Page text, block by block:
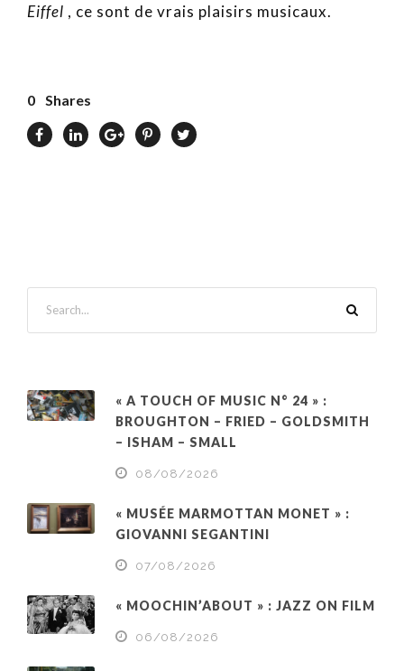
Eiffel , ce sont de vrais plaisirs musicaux.
0 Shares
« A TOUCH OF MUSIC N° 24 » :
BROUGHTON – FRIED – GOLDSMITH
– ISHAM – SMALL
08/08/2026
« MUSÉE MARMOTTAN MONET » :
GIOVANNI SEGANTINI
07/08/2026
« MOOCHIN’ABOUT » : JAZZ ON FILM
06/08/2026